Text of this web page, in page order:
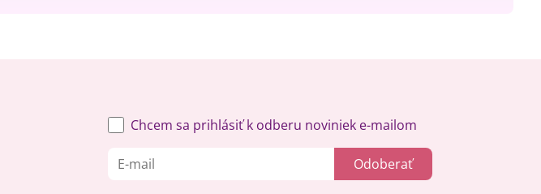
Odoberať
Chcem sa prihlásiť k odberu noviniek e-mailom